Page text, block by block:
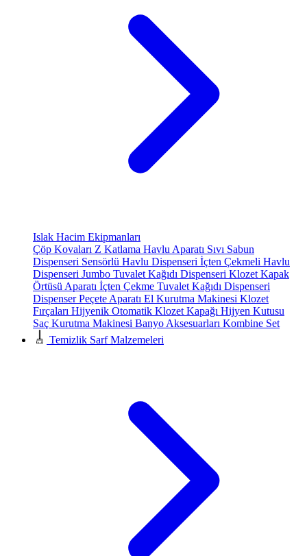
Islak Hacim Ekipmanları
Çöp Kovaları Z Katlama Havlu Aparatı Sıvı Sabun
Dispenseri Sensörlü Havlu Dispenseri İçten Çekmeli Havlu
Dispenseri Jumbo Tuvalet Kağıdı Dispenseri Klozet Kapak
Örtüsü Aparatı İçten Çekme Tuvalet Kağıdı Dispenseri
Dispenser Peçete Aparatı El Kurutma Makinesi Klozet
Fırçaları Hijyenik Otomatik Klozet Kapağı Hijyen Kutusu
Saç Kurutma Makinesi Banyo Aksesuarları Kombine Set
Temizlik Sarf Malzemeleri